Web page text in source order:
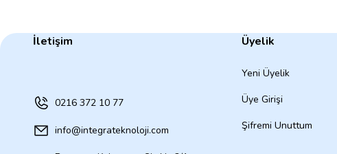
İletişim
0216 372 10 77
info@integrateknoloji.com
Üyelik
Yeni Üyelik
Üye Girişi
Şifremi Unuttum